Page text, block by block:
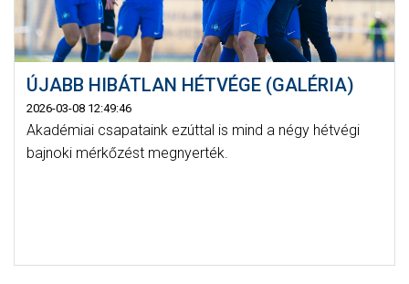
ÚJABB HIBÁTLAN HÉTVÉGE (GALÉRIA)
2026-03-08 12:49:46
Akadémiai csapataink ezúttal is mind a négy hétvégi
bajnoki mérkőzést megnyerték.